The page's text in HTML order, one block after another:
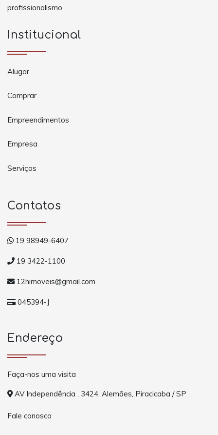
profissionalismo.
Institucional
Alugar
Comprar
Empreendimentos
Empresa
Serviços
Contatos
19 98949-6407
19 3422-1100
12himoveis@gmail.com
045394-J
Endereço
Faça-nos uma visita
AV Independência , 3424, Alemães, Piracicaba / SP
Fale conosco